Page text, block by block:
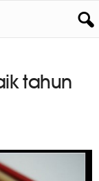
tahun